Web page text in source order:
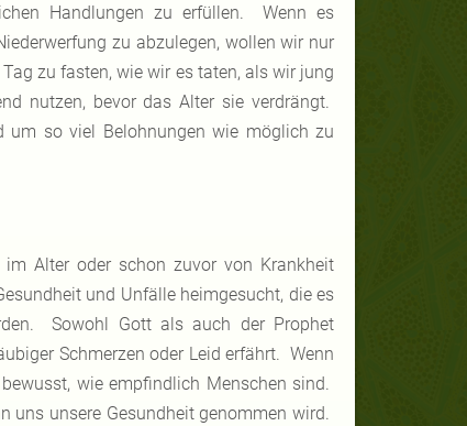
Handlungen zu erfüllen. Wenn es
zu abzulegen, wollen wir nur
zu fasten, wie wir es taten, als wir jung
nutzen, bevor das Alter sie verdrängt.
um so viel Belohnungen wie möglich zu
Alter oder schon zuvor von Krankheit
und Unfälle heimgesucht, die es
Sowohl Gott als auch der Prophet
Schmerzen oder Leid erfährt. Wenn
wie empfindlich Menschen sind.
uns unsere Gesundheit genommen wird.